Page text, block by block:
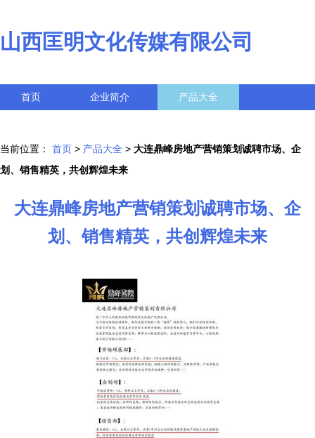
山西匡明文化传媒有限公司
首页 企业简介 产品大全
当前位置： 首页 > 产品大全 > 大连鼎峰房地产营销策划诚聘市场、企
划、销售精英，共创辉煌未来
大连鼎峰房地产营销策划诚聘市场、企
划、销售精英，共创辉煌未来